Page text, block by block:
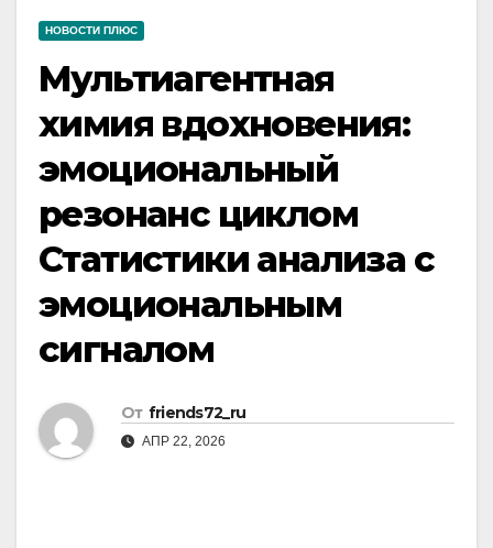
НОВОСТИ ПЛЮС
Мультиагентная
химия вдохновения:
эмоциональный
резонанс циклом
Статистики анализа с
эмоциональным
сигналом
От friends72_ru
АПР 22, 2026